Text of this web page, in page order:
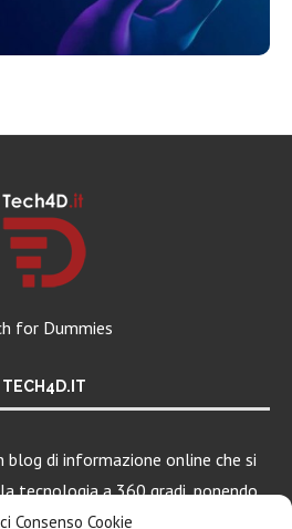
Consenso Cookie
for Dummies
TECH4D.IT
blog di informazione online che si
tecnologia a 360 gradi, ponendo
al mondo Android, Apple e